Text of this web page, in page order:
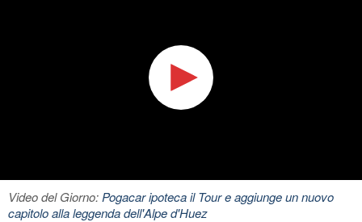
Video del Giorno: Pogacar ipoteca il Tour e aggiunge un nuovo
capitolo alla leggenda dell'Alpe d'Huez